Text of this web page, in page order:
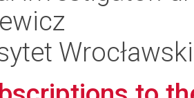
Wrocławski